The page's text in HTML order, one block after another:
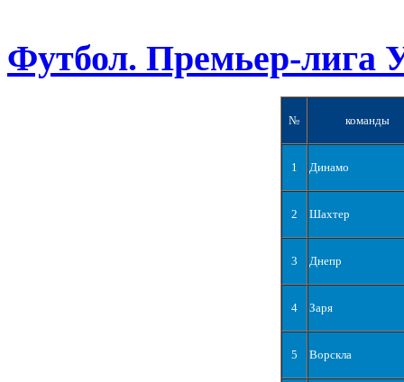
Футбол. Премьер-лига
№ команды
1 Динамо
2 Шахтер
3 Днепр
4 Заря
5 Ворскла